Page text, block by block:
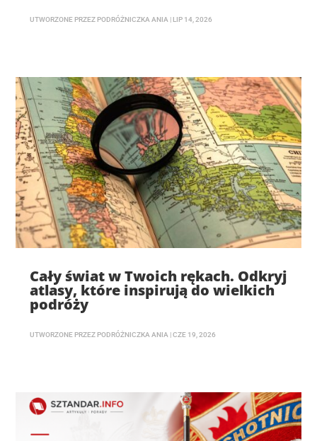
UTWORZONE PRZEZ PODRÓŻNICZKA ANIA LIP 14, 2026
Cały świat w Twoich rękach. Odkryj
atlasy, które inspirują do wielkich
podróży
UTWORZONE PRZEZ PODRÓŻNICZKA ANIA |CZE 19, 2026